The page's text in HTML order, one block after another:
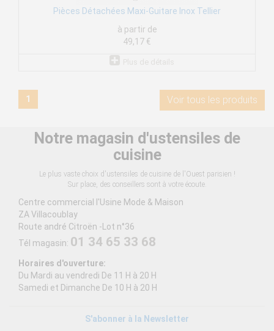
Pièces Détachées Maxi-Guitare Inox Tellier
à partir de
49,17 €
1 Voir tous les produits
Notre magasin d'ustensiles de
cuisine
Le plus vaste choix d'ustensiles de cuisine de l'Ouest parisien !
Sur place, des conseillers sont à votre écoute.
Centre commercial l'Usine Mode & Maison
ZA Villacoublay
Route andré Citroën -Lot n°36
Tél magasin: 01 34 65 33 68
Horaires d'ouverture:
Du Mardi au vendredi De 11 H à 20 H
Samedi et Dimanche De 10 H à 20 H
S'abonner à la Newsletter